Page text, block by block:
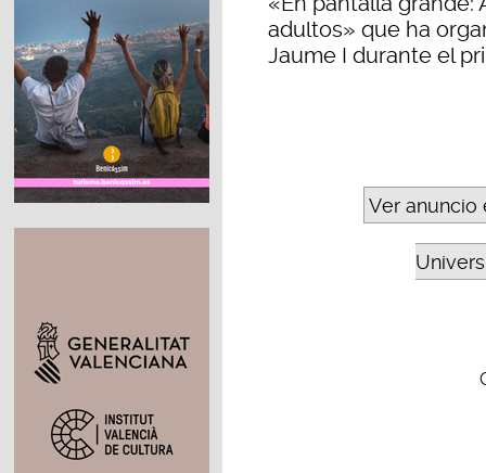
adultos» que ha
Jaume I durante el
Ver anuncio